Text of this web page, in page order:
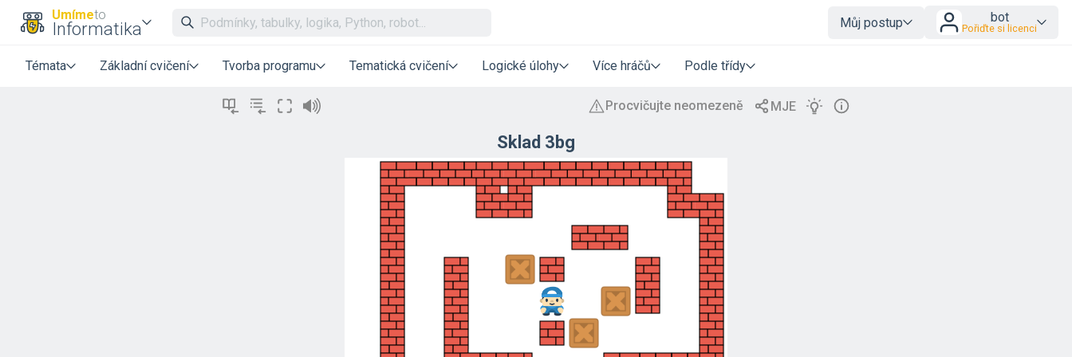
Umímeto
Informatika Můj postup bot
Pořiďte si licenci
Témata Základní cvičení Tvorba programu Tematická cvičení Logické úlohy Více hráčů Podle třídy
Sklad 3bg